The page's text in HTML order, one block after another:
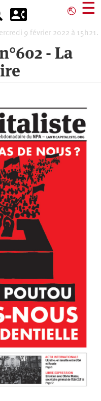
⎋ ☰
9 février 2022 à 15h21.
- La